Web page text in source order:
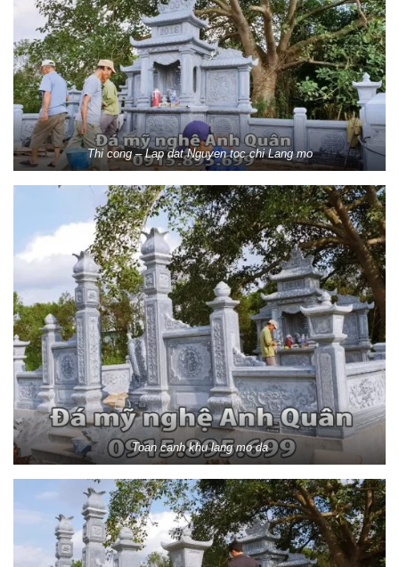
Thi cong – Lap dat Nguyen toc chi Lang mo
Toan canh khu lang mo da